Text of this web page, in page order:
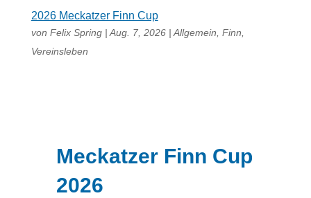
2026 Meckatzer Finn Cup
von Felix Spring| Aug. 7, 2026| Allgemein Finn
Vereinsleben
Meckatzer Finn Cup
2026